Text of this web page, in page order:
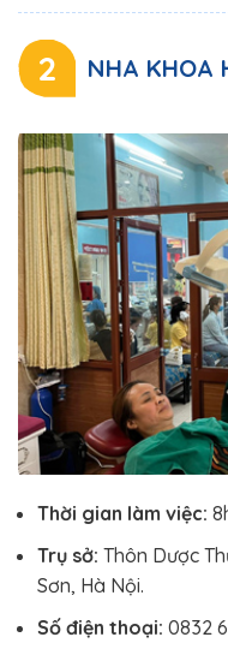
2 NHA KHOA
Thời gian làm việc:
Trụ sở: Thôn Dược
Sơn, Hà Nội.
Số điện thoại: 0832